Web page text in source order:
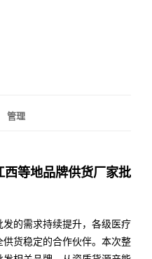
管理
等地品牌供货厂家批
的需求持续提升，各级医疗
货稳定的合作伙伴。本次整